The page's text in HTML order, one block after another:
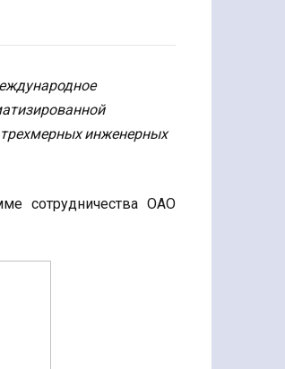
инженерных
сотрудничества ОАО